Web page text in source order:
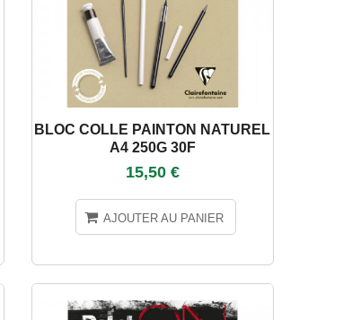
BLOC COLLE PAINTON NATUREL
A4 250G 30F
15,50 €
AJOUTER AU PANIER